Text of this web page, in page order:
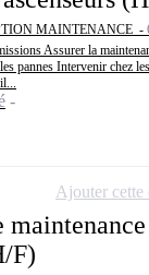
MAINTENANCE -
Assurer la
pannes Intervenir chez
maintenance
F)
Ajouter cette